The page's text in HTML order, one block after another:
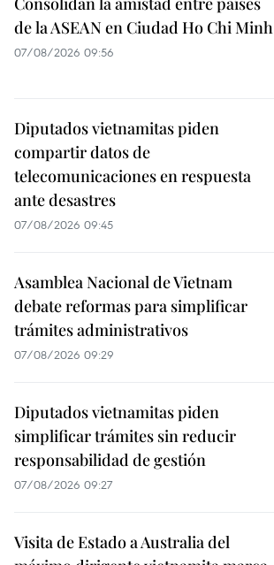
de la ASEAN en Ciudad Ho Chi Minh
07/08/2026 09:56
Diputados vietnamitas piden
compartir datos de
telecomunicaciones en respuesta
ante desastres
07/08/2026 09:45
Asamblea Nacional de Vietnam
debate reformas para simplificar
trámites administrativos
07/08/2026 09:29
Diputados vietnamitas piden
simplificar trámites sin reducir
responsabilidad de gestión
07/08/2026 09:27
Visita de Estado a Australia del